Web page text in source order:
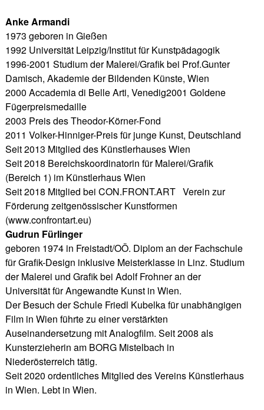
Anke Armandi
1973 geboren in Gießen
1992 Universität Leipzig/Institut für Kunstpädagogik
1996-2001 Studium der Malerei/Grafik bei Prof.Gunter
Damisch, Akademie der Bildenden Künste, Wien
2000 Accademia di Belle Arti, Venedig2001 Goldene
Fügerpreismedaille
2003 Preis des Theodor-Körner-Fond
2011 Volker-Hinniger-Preis für junge Kunst, Deutschland
Seit 2013 Mitglied des Künstlerhauses Wien
Seit 2018 Bereichskoordinatorin für Malerei/Grafik
(Bereich 1) im Künstlerhaus Wien
Seit 2018 Mitglied bei CON.FRONT.ART Verein zur
Förderung zeitgenössischer Kunstformen
(www.confrontart.eu)
Gudrun Fürlinger
geboren 1974 in Freistadt/OÖ. Diplom an der Fachschule
für Grafik-Design inklusive Meisterklasse in Linz. Studium
der Malerei und Grafik bei Adolf Frohner an der
Universität für Angewandte Kunst in Wien.
Der Besuch der Schule Friedl Kubelka für unabhängigen
Film in Wien führte zu einer verstärkten
Auseinandersetzung mit Analogfilm. Seit 2008 als
Kunsterzieherin am BORG Mistelbach in
Niederösterreich tätig.
Seit 2020 ordentliches Mitglied des Vereins Künstlerhaus
in Wien. Lebt in Wien.